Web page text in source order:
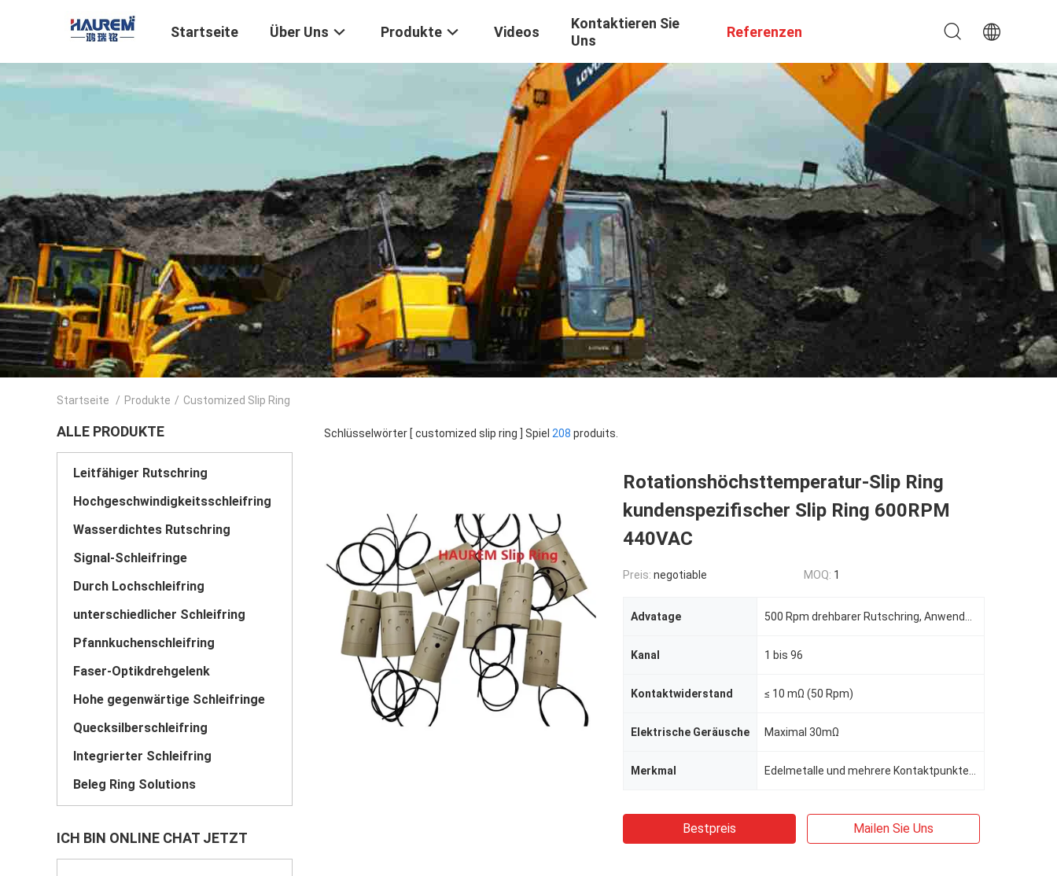
Startseite Über Uns Produkte Videos
Kontaktieren Sie
Uns
Referenzen
Startseite / Produkte / Customized Slip Ring
ALLE PRODUKTE
Leitfähiger Rutschring
Hochgeschwindigkeitsschleifring
Wasserdichtes Rutschring
Signal-Schleifringe
Durch Lochschleifring
unterschiedlicher Schleifring
Pfannkuchenschleifring
Faser-Optikdrehgelenk
Hohe gegenwärtige Schleifringe
Quecksilberschleifring
Integrierter Schleifring
Beleg Ring Solutions
ICH BIN ONLINE CHAT JETZT
Schlüsselwörter [ customized slip ring ] Spiel 208 produits.
Rotationshöchsttemperatur-Slip Ring
kundenspezifischer Slip Ring 600RPM
440VAC
Preis: negotiable MOQ: 1
Advatage
Kanal 1 bis 96
Kontaktwiderstand ≤ 10 mΩ (50 Rpm)
Elektrische Geräusche Maximal 30mΩ
Merkmal
Bestpreis Mailen Sie Uns